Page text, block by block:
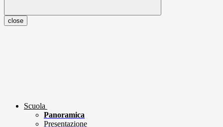
close
Scuola
Panoramica
Presentazione